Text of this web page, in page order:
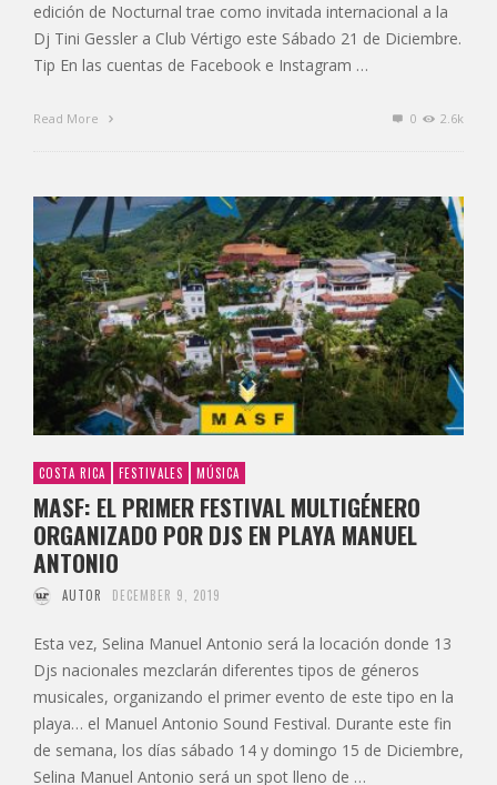
edición de Nocturnal trae como invitada internacional a la
Dj Tini Gessler a Club Vértigo este Sábado 21 de Diciembre.
Tip En las cuentas de Facebook e Instagram …
Read More 0 2.6k
COSTA RICA FESTIVALES MÚSICA
MASF: EL PRIMER FESTIVAL MULTIGÉNERO
ORGANIZADO POR DJS EN PLAYA MANUEL
ANTONIO
AUTOR DECEMBER 9, 2019
Esta vez, Selina Manuel Antonio será la locación donde 13
Djs nacionales mezclarán diferentes tipos de géneros
musicales, organizando el primer evento de este tipo en la
playa… el Manuel Antonio Sound Festival. Durante este fin
de semana, los días sábado 14 y domingo 15 de Diciembre,
Selina Manuel Antonio será un spot lleno de …